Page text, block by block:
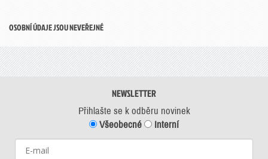
OSOBNÍ ÚDAJE JSOU NEVEŘEJNÉ
NEWSLETTER
Přihlašte se k odběru novinek
Všeobecné
Interní